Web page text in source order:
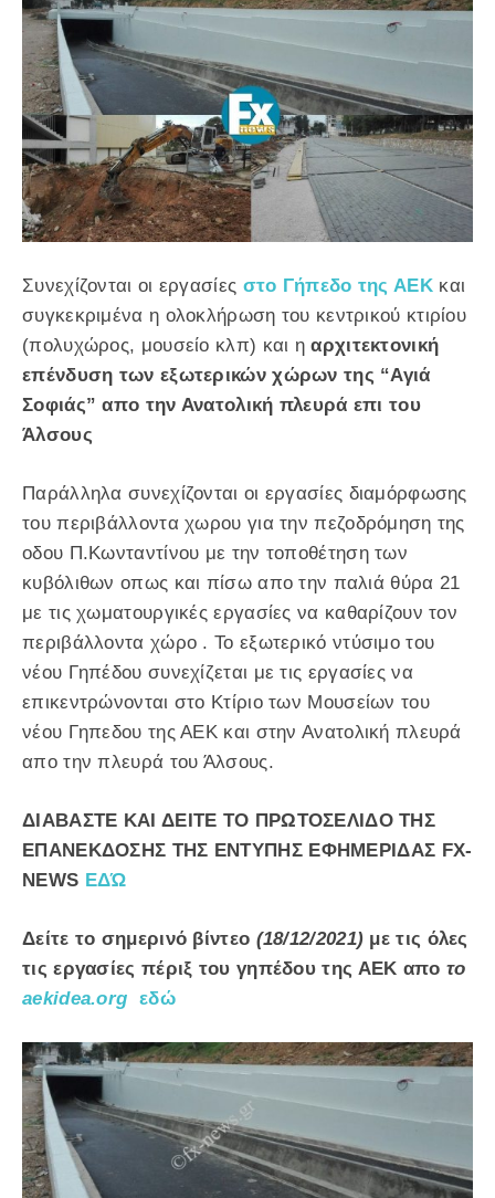
Συνεχίζονται οι εργασίες στο Γήπεδο της ΑΕΚκαι
συγκεκριμένα η ολοκλήρωση του κεντρικού κτιρίου
(πολυχώρος, μουσείο κλπ) και ηαρχιτεκτονική
επένδυση των εξωτερικών χώρων της “Αγιά
Σοφιάς” απο την Ανατολική πλευρά επι του
Άλσους
Παράλληλα συνεχίζονται οι εργασίες διαμόρφωσης
του περιβάλλοντα χωρου για την πεζοδρόμηση της
οδου Π.Κωνταντίνου με την τοποθέτηση των
κυβόλιθων οπως και πίσω απο την παλιά θύρα 21
με τις χωματουργικές εργασίες να καθαρίζουν τον
περιβάλλοντα χώρο . Το εξωτερικό ντύσιμο του
νέου Γηπέδου συνεχίζεται με τις εργασίες να
επικεντρώνονται στο Κτίριο των Μουσείων του
νέου Γηπεδου της ΑΕΚ και στην Ανατολική πλευρά
απο την πλευρά του Άλσους.
ΔΙΑΒΑΣΤΕ ΚΑΙ ΔΕΙΤΕ ΤΟ ΠΡΩΤΟΣΕΛΙΔΟ ΤΗΣ
ΕΠΑΝΕΚΔΟΣΗΣ ΤΗΣ ΕΝΤΥΠΗΣ ΕΦΗΜΕΡΙΔΑΣ FX-
NEWS ΕΔΏ
Δείτε τo σημερινό βίντεο (18/12/2021) με τις όλες
τις εργασίες πέριξ του γηπέδου της ΑΕΚ απο το
aekidea.org εδώ